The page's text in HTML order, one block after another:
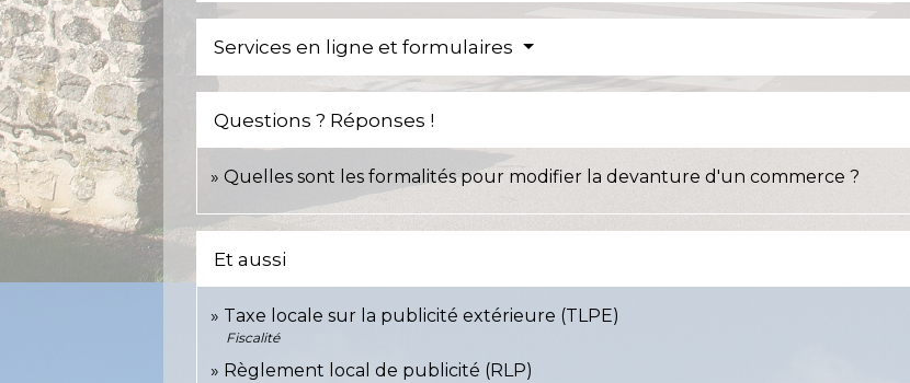
Services en ligne et formulaires
Questions ? Réponses !
Quelles sont les formalités pour modifier la devanture d'un commerce ?
Et aussi
Taxe locale sur la publicité extérieure (TLPE)
Fiscalité
Règlement local de publicité (RLP)